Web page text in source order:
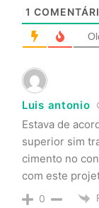
1
Luis antonio
Estava de
superior sim
cimento no
com este
0